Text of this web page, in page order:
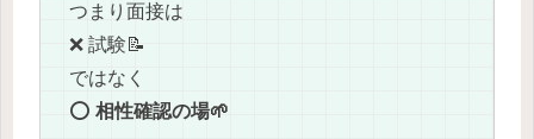
つまり面接は
❌ 試験📝
ではなく
⭕ 相性確認の場🌱